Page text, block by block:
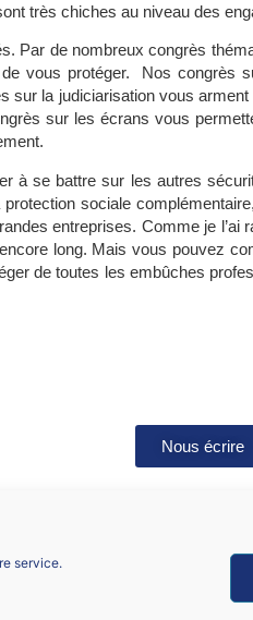
service.
très chiches au niveau des
Par de nombreux congrès
vous protéger. Nos congrès
sur la judiciarisation vous
sur les écrans vous
à se battre sur les autres
sociale
entreprises. Comme je
long. Mais vous pouvez
de toutes les embûches
Nous écrire